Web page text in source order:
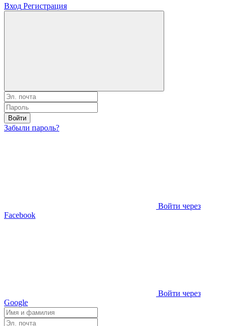
Вход Регистрация
Войти
Забыли пароль?
Войти через
Facebook
Войти через
Google